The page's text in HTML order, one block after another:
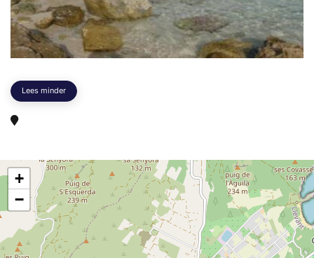
Lees minder
+
−